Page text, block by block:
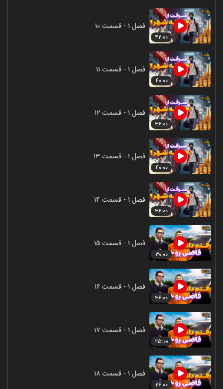
۴۲:۰۰
فصل ۱ - قسمت ۱۰
۴۰:۰۰
فصل ۱ - قسمت ۱۱
۳۶:۰۰
فصل ۱ - قسمت ۱۲
۴۰:۰۰
فصل ۱ - قسمت ۱۳
۳۶:۰۰
فصل ۱ - قسمت ۱۴
۳۰:۰۰
فصل ۱ - قسمت ۱۵
۳۶:۰۰
فصل ۱ - قسمت ۱۶
۲۵:۰۰
فصل ۱ - قسمت ۱۷
۲۶:۰۰
فصل ۱ - قسمت ۱۸